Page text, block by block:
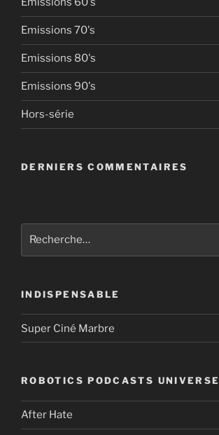
Emissions 70's
Emissions 80's
Emissions 90's
Hors-série
DERNIERS COMMENTAIRES
INDISPENSABLE
Super Ciné Marbre
ROBOTICS PODCASTS UNIVERSE
After Hate